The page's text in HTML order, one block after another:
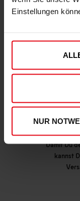
Einstellungen
NUR
Damit Du
kannst